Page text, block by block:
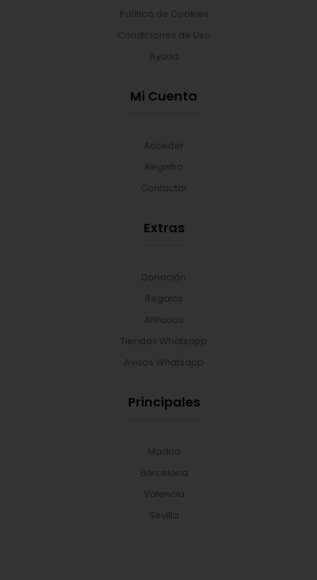
Política de Cookies
Condiciones de Uso
Ayuda
Mi Cuenta
Acceder
Registro
Contactar
Extras
Donación
Regalos
Afiliados
Tiendas Whatsapp
Avisos Whatsapp
Principales
Madrid
Barcelona
Valencia
Sevilla